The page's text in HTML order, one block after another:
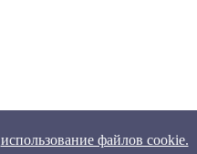
использование файлов cookie.